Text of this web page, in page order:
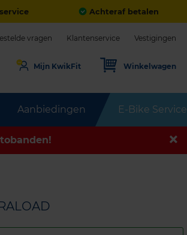
Achteraf betalen
Aanbiedingen E-Bike Service
vragen Klantenservice Vestigingen
Mijn KwikFit Winkelwagen